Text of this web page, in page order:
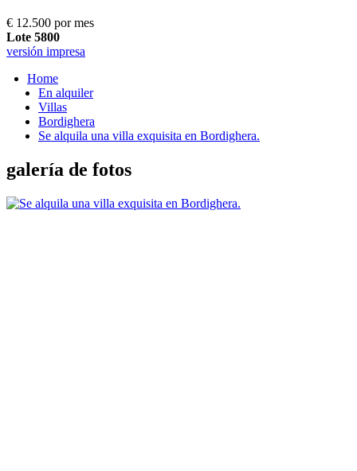
€ 12.500 por mes
Lote 5800
versión impresa
Home
En alquiler
Villas
Bordighera
Se alquila una villa exquisita en Bordighera.
galería de fotos